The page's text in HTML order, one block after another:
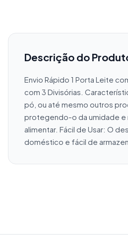
Descrição do
Envio Rápido 1 Porta Leite
com 3 Divisórias.
pó, ou até mesmo outros
protegendo-o da umidade e
alimentar. Fácil de Usar: O
doméstico e fácil de